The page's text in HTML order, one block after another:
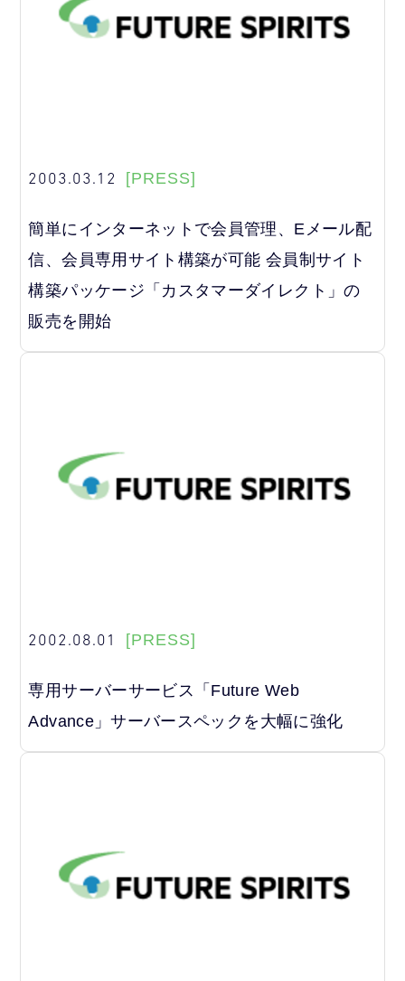
2003.03.12 [PRESS]
簡単にインターネットで会員管理、Eメール配
信、会員専用サイト構築が可能 会員制サイト
構築パッケージ「カスタマーダイレクト」の
販売を開始
2002.08.01 [PRESS]
専用サーバーサービス「Future Web
Advance」サーバースペックを大幅に強化